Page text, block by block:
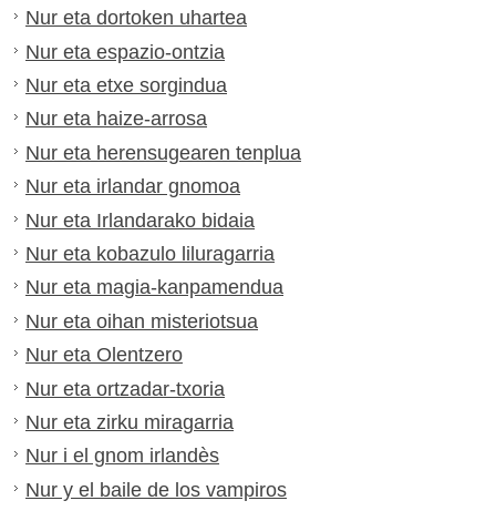
Nur eta dortoken uhartea
Nur eta espazio-ontzia
Nur eta etxe sorgindua
Nur eta haize-arrosa
Nur eta herensugearen tenplua
Nur eta irlandar gnomoa
Nur eta Irlandarako bidaia
Nur eta kobazulo liluragarria
Nur eta magia-kanpamendua
Nur eta oihan misteriotsua
Nur eta Olentzero
Nur eta ortzadar-txoria
Nur eta zirku miragarria
Nur i el gnom irlandès
Nur y el baile de los vampiros